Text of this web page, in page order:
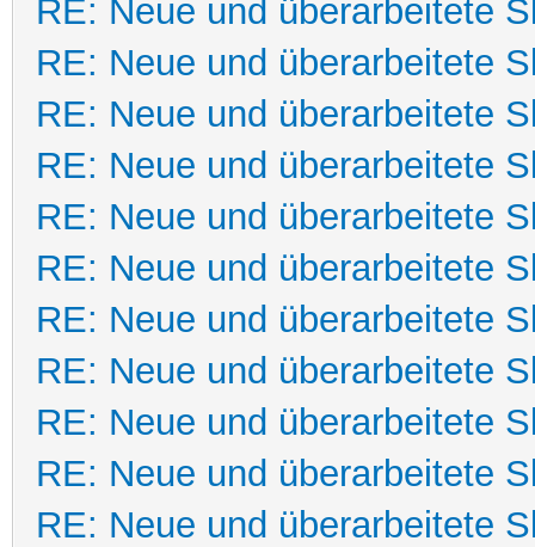
RE: Neue und überarbeitete
RE: Neue und überarbeitete
RE: Neue und überarbeitete
RE: Neue und überarbeitete
RE: Neue und überarbeitete
RE: Neue und überarbeitete
RE: Neue und überarbeitete
RE: Neue und überarbeitete
RE: Neue und überarbeitete
RE: Neue und überarbeitete
RE: Neue und überarbeitete